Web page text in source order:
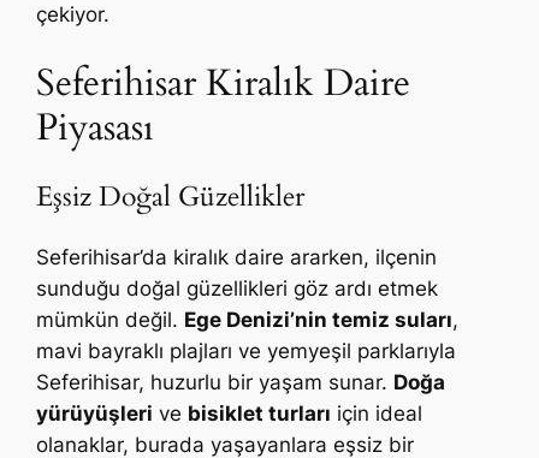
çekiyor.
Seferihisar Kiralık Daire
Piyasası
Eşsiz Doğal Güzellikler
Seferihisar’da kiralık daire ararken, ilçenin
sunduğu doğal güzellikleri göz ardı etmek
mümkün değil. Ege Denizi’nin temiz suları,
mavi bayraklı plajları ve yemyeşil parklarıyla
Seferihisar, huzurlu bir yaşam sunar. Doğa
yürüyüşleri ve bisiklet turları için ideal
olanaklar, burada yaşayanlara eşsiz bir